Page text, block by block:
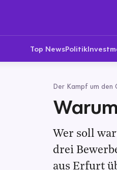
Top NewsPolitik
Der Kampf um den
Wer soll
drei
aus Erfurt